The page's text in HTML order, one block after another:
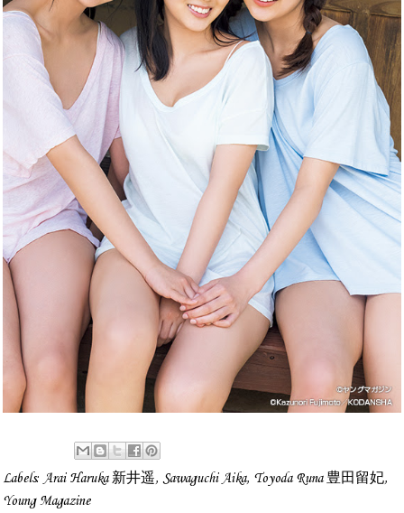
Labels: Arai Haruka 新井遥, Sawaguchi Aika, Toyoda Runa 豊田留妃,
Young Magazine